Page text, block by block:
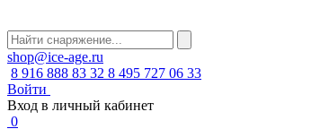
shop@ice-age.ru
8 916 888 83 32 8 495 727 06 33
Войти
Вход в личный кабинет
0